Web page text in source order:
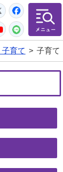
Twitter
YouTube
LINE
育て > 子育て